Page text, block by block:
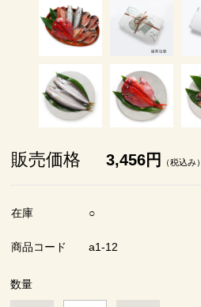
販売価格 3,456円 （税込み）
在庫 ○
商品コード a1-12
数量